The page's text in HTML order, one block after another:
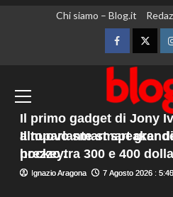
Chi siamo – Blog.it
Facebook
Menu
principale
Gli Houthi attaccano
in Yemen, almeno 45
Giuseppe Recca 7 Agosto 2026 :
Il primo gadget di Jony
altoparlante smart
hockey.
Ignazio Aragona 7 Agosto 2026 : 5:45
Il nuovo smart speaker
prezzo tra 300 e 400
Ignazio Aragona 7 Agosto 2026 : 5:40
Lorenzo
Grande
svela la
Rihanna
tornata in
Cristian